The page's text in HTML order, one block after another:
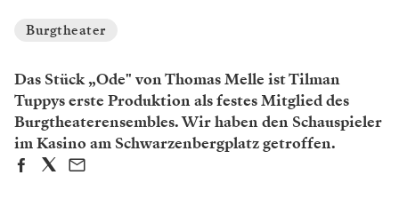
Burgtheater
Das Stück „Ode" von Thomas Melle ist Tilman
Tuppys erste Produktion als festes Mitglied des
Burgtheaterensembles. Wir haben den Schauspieler
im Kasino am Schwarzenbergplatz getroffen.